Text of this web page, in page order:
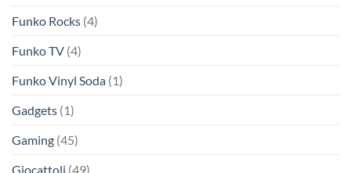
Funko Rocks (4)
Funko TV (4)
Funko Vinyl Soda (1)
Gadgets (1)
Gaming (45)
Giocattoli (49)